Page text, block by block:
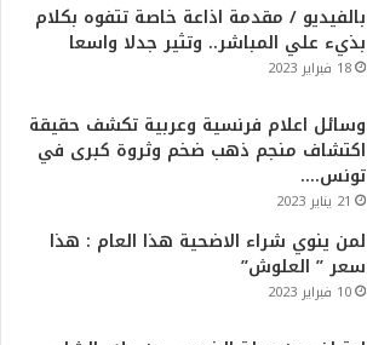
بالفيديو / مقدمة اذاعة خاصة تتفوه بكلام
بذيء علي المباشر.. وتثير جدلا واسعا
18 فبراير 2023
وسائل اعلام فرنسية وعربية تكشف حقيقة
اكتشاف منجم ذهب ضخم وثروة كبرى في
تونس….
21 يناير 2023
لمن ينوي شراء الاضحية هذا العام : هذا
سعر ” العلوش”
10 فبراير 2023